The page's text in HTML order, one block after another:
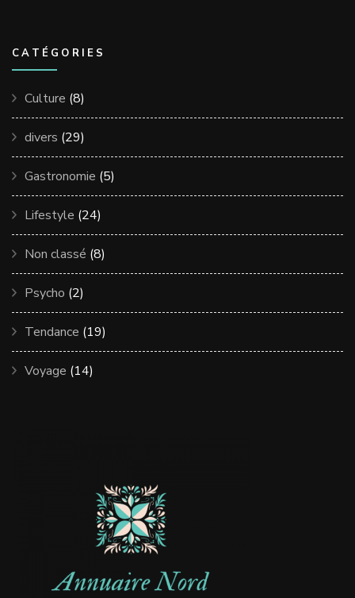
CATÉGORIES
Culture (8)
divers (29)
Gastronomie (5)
Lifestyle (24)
Non classé (8)
Psycho (2)
Tendance (19)
Voyage (14)